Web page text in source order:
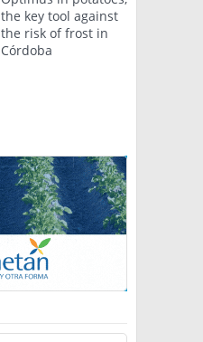
the key tool against
the risk of frost in
Córdoba